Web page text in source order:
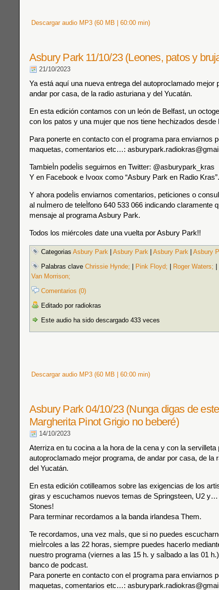
Descargar audio MP3 (60 MB | 60:00 min)
Asbury Park 11/10/23 (Leones, patos y
21/10/2023
Ya está aquí una nueva entrega del autoproclamado mejor
andar por casa, de la radio asturiana y del Yucatán.
En esta edición contamos con un león de Belfast, un
con los patos y una mujer que nos tiene hechizados desde
Para ponerte en contacto con el programa para enviarnos
maquetas, comentarios etc…:
TambieÌn podeÌis seguirnos en Twitter: @asburypark_kras
Y en Facebook e Ivoox como “Asbury Park en Radio Kras”.
Y ahora podeÌis enviarnos comentarios, peticiones o
al nuÌmero de teleÌfono 640 533 066 indicando claramente
mensaje al programa Asbury Park.
Todos los miércoles date una vuelta por Asbury Park!!
Categorias Asbury Park Asbury Park Asbury Park
Asbury
Palabras clave Chrissie Hynde; Pink Floyd; Roger Waters;
Van Morrison;
Comentarios (0)
Editado por radiokras
Este audio ha sido descargado 433 veces
Descargar audio MP3 (60 MB | 60:00 min)
Asbury Park 04/10/23 (Nunga digas de
Margherita Pinot Grigio no beberé)
14/10/2023
Aterriza en tu cocina a la hora de la cena y con la servilleta
autoproclamado mejor programa, de andar por casa, de la
del Yucatán.
En esta edición cotilleamos sobre las exigencias de los
giras y escuchamos nuevos temas de Springsteen, U2 y…
Stones!
Para terminar recordamos a la banda irlandesa Them.
Te recordamos, una vez maÌs, que si no puedes
mieÌrcoles a las 22 horas, siempre puedes hacerlo
nuestro programa (viernes a las 15 h. y saÌbado a las 01
banco de podcast.
Para ponerte en contacto con el programa para enviarnos
maquetas, comentarios etc…: